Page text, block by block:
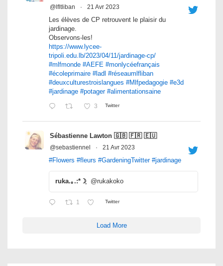
@lfltliban · 21 Avr 2023
Les élèves de CP retrouvent le plaisir du
jardinage.
Observons-les!
https://www.lycee-
tripoli.edu.lb/2023/04/11/jardinage-cp/
#mlfmonde #AEFE #monlycéefrançais
#écoleprimaire #ladl #réseaumlfliban
#deuxculturestroislangues #Mlfpedagogie #e3d
#jardinage #potager #alimentationsaine
3 Twitter
Sébastienne Lawton 🇬🇧 🇫🇷 🇪🇺
@sebastiennel · 21 Avr 2023
#Flowers #fleurs #GardeningTwitter #jardinage
ruka.｡.:*☽ฺ @rukakoko
1 Twitter
Load More